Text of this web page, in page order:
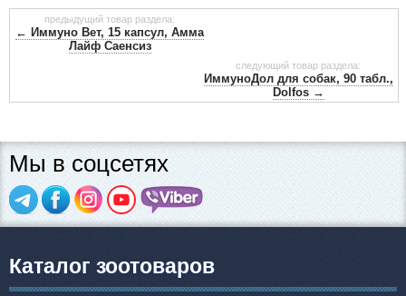
предыдущий товар раздела:
← Иммуно Вет, 15 капсул, Амма
Лайф Саенсиз
следующий товар раздела:
ИммуноДол для собак, 90 табл.,
Dolfos →
Мы в соцсетях
Каталог зоотоваров